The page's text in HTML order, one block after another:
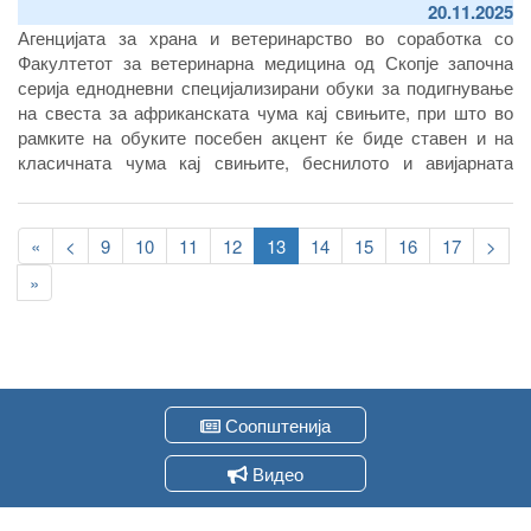
20.11.2025
Агенцијата за храна и ветеринарство во соработка со
Факултетот за ветеринарна медицина од Скопје започна
серија еднодневни специјализирани обуки за подигнување
на свеста за африканската чума кај свињите, при што во
рамките на обуките посебен акцент ќе биде ставен и на
класичната чума кај свињите, беснилото и авијарната
Pagination
First
page
«
Previous
page
< Page
9 Page
10 Page
11 Page
12
Current
page
13 Page
14 Page
15 Page
16 Page
17
>
Last
page
»
Соопштенија
Видео